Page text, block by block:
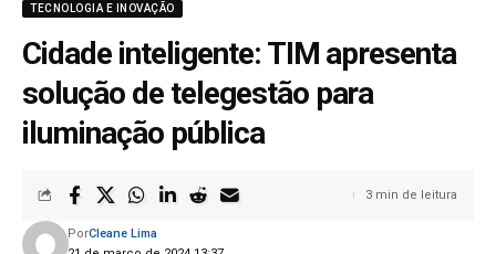
TECNOLOGIA E INOVAÇÃO
Cidade inteligente: TIM apresenta
solução de telegestão para
iluminação pública
PorCleane Lima
3 min de leitura